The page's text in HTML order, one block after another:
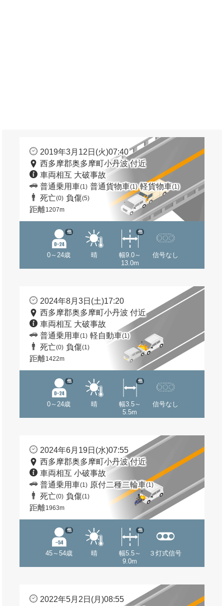
2019年3月12日(火)07:40
西多摩郡奥多摩町小丹波 付近
車両相互 大破事故
普通乗用車(1) 普通貨物車(1) 軽貨物車(1)
死亡(0) 負傷(5)
距離1207m
0～24歳
他
晴
幅9.0～
13.0m
他
信号なし
2024年8月3日(土)17:20
西多摩郡奥多摩町小丹波 付近
車両相互 大破事故
普通乗用車(1) 軽自動車(1)
死亡(0) 負傷(1)
距離1422m
0～24歳
他
晴
幅3.5～
5.5m
他
信号なし
2024年6月19日(水)07:55
西多摩郡奥多摩町小丹波 付近
車両相互 小破事故
普通乗用車(1) 原付二種二輪車(1)
死亡(0) 負傷(1)
距離1963m
45～54歳
他
晴
幅5.5～
9.0m
他
３灯式信号
2022年5月2日(月)08:55